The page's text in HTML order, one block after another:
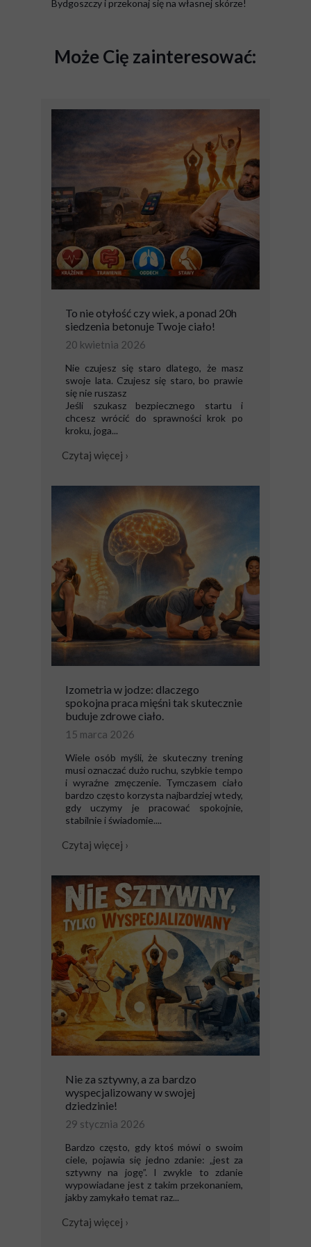
Może Cię zainteresować:
To nie otyłość czy wiek, a ponad 20h
siedzenia betonuje Twoje ciało!
20 kwietnia 2026
Nie czujesz się staro dlatego, że masz
swoje lata. Czujesz się staro, bo prawie
się nie ruszasz
Jeśli szukasz bezpiecznego startu i
chcesz wrócić do sprawności krok po
kroku, joga...
Czytaj więcej ›
Izometria w jodze: dlaczego
spokojna praca mięśni tak skutecznie
buduje zdrowe ciało.
15 marca 2026
Wiele osób myśli, że skuteczny trening
musi oznaczać dużo ruchu, szybkie tempo
i wyraźne zmęczenie. Tymczasem ciało
bardzo często korzysta najbardziej wtedy,
gdy uczymy je pracować spokojnie,
stabilnie i świadomie....
Czytaj więcej ›
Nie za sztywny, a za bardzo
wyspecjalizowany w swojej
dziedzinie!
29 stycznia 2026
Bardzo często, gdy ktoś mówi o swoim
ciele, pojawia się jedno zdanie: „jest za
sztywny na jogę”. I zwykle to zdanie
wypowiadane jest z takim przekonaniem,
jakby zamykało temat raz...
Czytaj więcej ›
Bydgoszczy i przekonaj się na własnej skórze!